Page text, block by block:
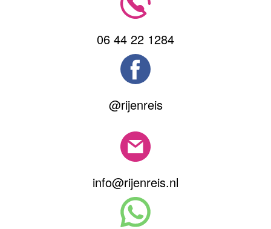
06 44 22 1284
@rijenreis
info@rijenreis.nl